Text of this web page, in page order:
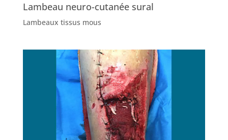
Lambeau neuro-cutanée sural
Lambeaux tissus mous